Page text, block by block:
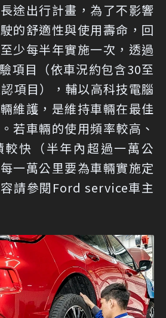
途出行計畫，為了不影響
的舒適性與使用壽命，回
少每半年實施一次，透過
項目（依車況約包含30至
項目），輔以高科技電腦
維護，是維持車輛在最佳
若車輛的使用頻率較高、
快（半年內超過一萬公
一萬公里要為車輛實施定
請參閱Ford service車主